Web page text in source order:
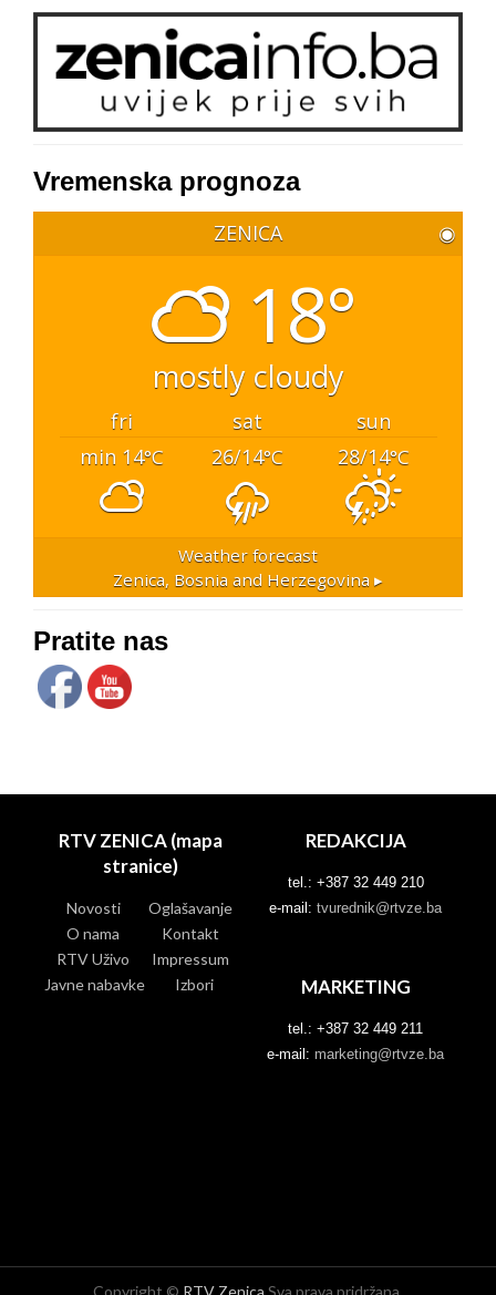
Vremenska prognoza
ZENICA ◉
18°
mostly cloudy
fri sat
sun
min 14°C 26/14°C 28/14°C
Weather forecast
Zenica, Bosnia and Herzegovina ▸
Pratite nas
RTV ZENICA (mapa
stranice)
Novosti
Oglašavanje
O nama
Kontakt
RTV Uživo
Impressum
Javne nabavke
Izbori
REDAKCIJA
tel.: +387 32 449 210
e-mail: tvurednik@rtvze.ba
MARKETING
tel.: +387 32 449 211
e-mail: marketing@rtvze.ba
Copyright © RTV Zenica Sva prava pridržana.